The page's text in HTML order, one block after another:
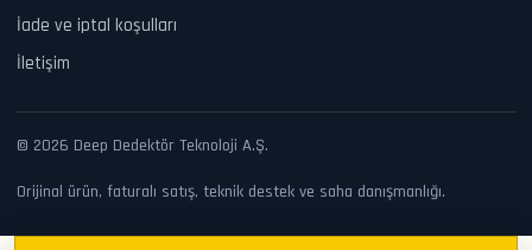
İade ve iptal koşulları
İletişim
© 2026 Deep Dedektör Teknoloji A.Ş.
Orijinal ürün, faturalı satış, teknik destek ve saha danışmanlığı.